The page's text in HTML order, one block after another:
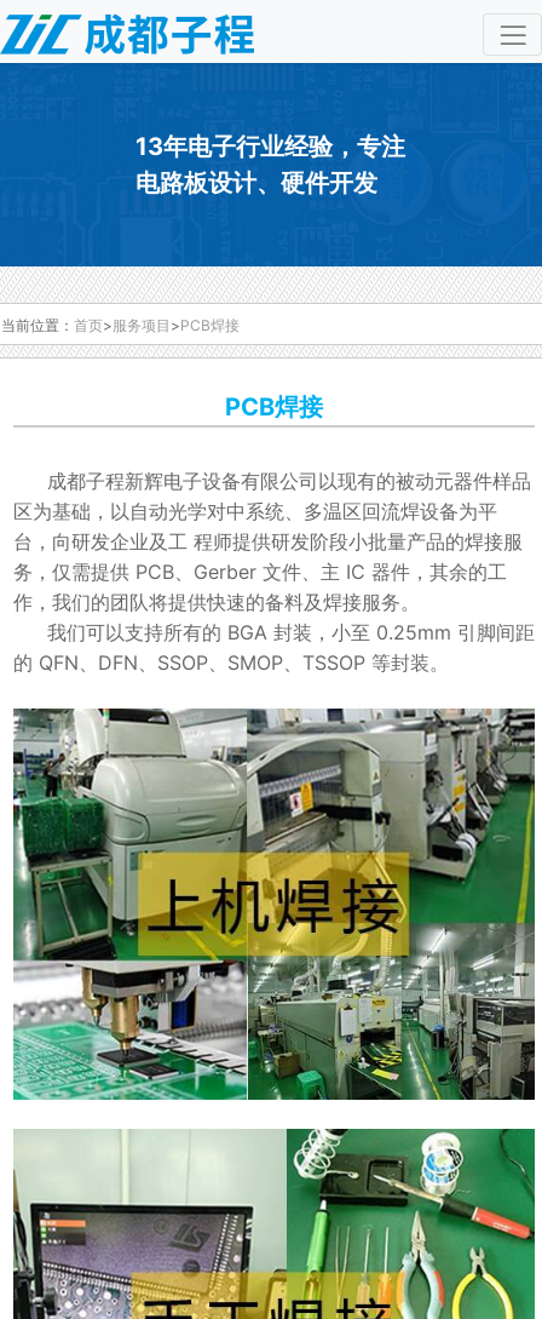
13年电子行业经验，专注
电路板设计、硬件开发
当前位置： 首页>服务项目 >PCB焊接
PCB焊接
成都子程新辉电子设备有限公司以现有的被动元器件样品
区为基础，以自动光学对中系统、多温区回流焊设备为平
台，向研发企业及工 程师提供研发阶段小批量产品的焊接服
务，仅需提供 PCB、Gerber 文件、主 IC 器件，其余的工
作，我们的团队将提供快速的备料及焊接服务。
我们可以支持所有的 BGA 封装，小至 0.25mm 引脚间距
的 QFN、DFN、SSOP、SMOP、TSSOP 等封装。